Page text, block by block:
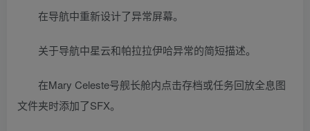
在导航中重新设计了异常屏幕。
关于导航中星云和帕拉拉伊哈异常的简短描述。
在Mary Celeste号舰长舱内点击存档或任务回放全息图
文件夹时添加了SFX。